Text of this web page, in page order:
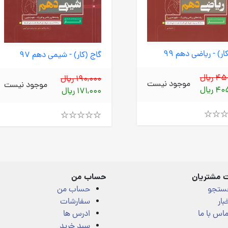
گاج (کار) - شیمی دهم 97
190,000 ریال
171,000 ریال
موجود نیست
- ریاضی دهم 99
ریال
موجود نیست
مشتریان
با ما
حساب من
حساب من
سفارشات
ادرس ها